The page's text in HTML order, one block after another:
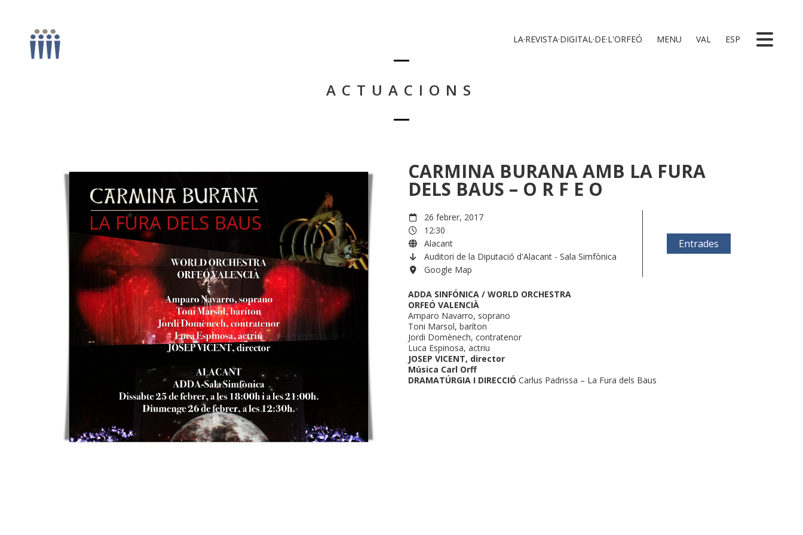
LA·REVISTA·DIGITAL·DE·L'ORFEÓ MENU VAL ESP
ACTUACIONS
CARMINA BURANA AMB LA FURA
DELS BAUS – O R F E O
26 febrer, 2017
12:30
Alacant
Auditori de la Diputació d'Alacant - Sala Simfònica
Google Map
Entrades
ADDA SINFÓNICA / WORLD ORCHESTRA
ORFEÓ VALENCIÀ
Amparo Navarro, soprano
Toni Marsol, baríton
Jordi Domènech, contratenor
Luca Espinosa, actriu
JOSEP VICENT, director
Música Carl Orff
DRAMATÚRGIA I DIRECCIÓCarlus Padrissa – La Fura dels Baus